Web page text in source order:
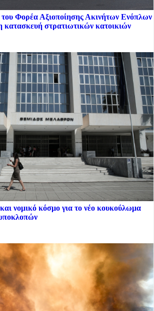
του Φορέα Αξιοποίησης Ακινήτων Ενόπλων
κατασκευή στρατιωτικών κατοικιών
νομικό κόσμο για το νέο κουκούλωμα